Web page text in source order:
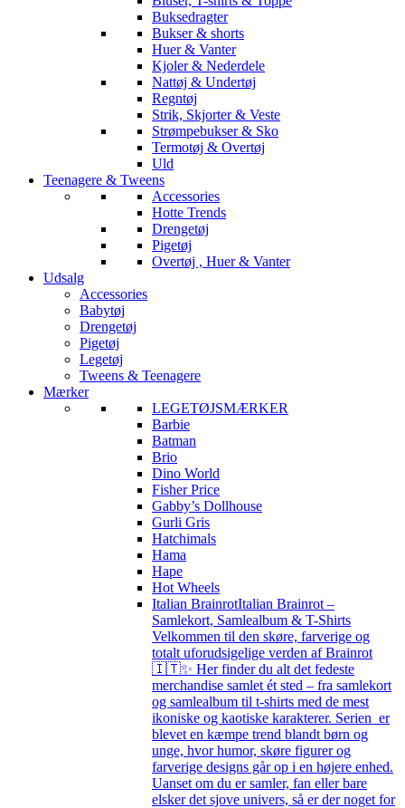
Buksedragter
Bukser & shorts
Huer & Vanter
Kjoler & Nederdele
Nattøj & Undertøj
Regntøj
Strik, Skjorter & Veste
Strømpebukser & Sko
Termotøj & Overtøj
Uld
Teenagere & Tweens
Accessories
Hotte Trends
Drengetøj
Pigetøj
Overtøj , Huer & Vanter
Udsalg
Accessories
Babytøj
Drengetøj
Pigetøj
Legetøj
Tweens & Teenagere
Mærker
LEGETØJSMÆRKER
Barbie
Batman
Brio
Dino World
Fisher Price
Gabby’s Dollhouse
Gurli Gris
Hatchimals
Hama
Hape
Hot Wheels
Italian BrainrotItalian Brainrot –
Samlekort, Samlealbum & T-Shirts
Velkommen til den skøre, farverige og
totalt uforudsigelige verden af Brainrot
🇮🇹✨ Her finder du alt det fedeste
merchandise samlet ét sted – fra samlekort
og samlealbum til t-shirts med de mest
ikoniske og kaotiske karakterer. Serien er
blevet en kæmpe trend blandt børn og
unge, hvor humor, skøre figurer og
farverige designs går op i en højere enhed.
Uanset om du er samler, fan eller bare
elsker det sjove univers, så er der noget for